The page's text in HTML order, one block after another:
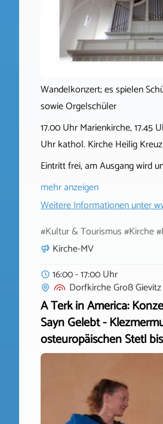
Wandelkonzert; es spielen
sowie Orgelschüler
17.00 Uhr Marienkirche, 17.45
Uhr kathol. Kirche Heilig Kreuz
Eintritt frei, am Ausgang wird
mehr anzeigen
Weitere Informationen unter
#Kultur & Tourismus #Kirche
Kirche-MV
16:00 - 17:00 Uhr
Dorfkirche Groß Gievitz
A Terk in America:
Sayn Gelebt -
osteuropäischen Stetl